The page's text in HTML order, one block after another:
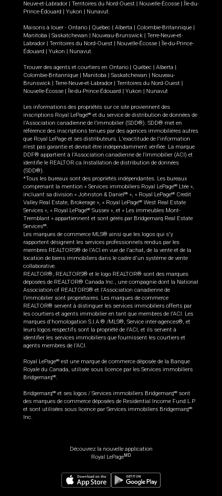
Neuve-et-Labrador
Territoires du Nord-Ouest Nouvelle-Écosse
Île-du-
Prince-Édouard
Yukon Nunavut.
Maisons à louer - Ontario Québec Alberta Colombie-Britannique
Manitoba
Saskatchewan Nouveau-Brunswick
Terre-Neuve-et-
Labrador
Territoires du Nord-Ouest Nouvelle-Écosse
Île-du-Prince-
Édouard
Yukon Nunavut.
Trouver des agents et courtiers en Ontario Québec Alberta
Colombie-Britannique
Manitoba Saskatchewan
Nouveau-
Brunswick
Terre-Neuve-et-Labrador Territoires du Nord-Ouest
Nouvelle-Écosse
Île-du-Prince-Édouard Yukon Nunavut
Les informations des propriétés sur ce site proviennent des
inscriptions Royal LePageMD et du service de distribution de données de
l'Association canadienne de l’immobilier (SDD®). SDD® met en
référence des inscriptions tenues par des agences immobilières autres
que Royal LePage et ses distributeurs. L'exactitude de l'information
n'est pas garantie et devrait être indépendamment vérifiée. La marque
DDF® appartient à l'Association canadienne de l’immobilier (ACI) et
identifie le REALTOR.ca Installation de distribution de données
(SDD®).
*Tous les bureaux sont des propriétés indépendantes. Les bureaux
comprenant la mention « Services immobiliers Royal LePageMD
Ltée »,
incluant sa division « Johnston & Daniel MD », « Royal LePageMD
Credit
Valley Real Estate, Brokerage », « Royal LePageMD West Real Estate
Services », « Royal LePageMD Sussex », et « Les immeubles Mont-
Tremblant » appartiennent et sont gérés par Bridgemarq Real Estate
ServicesMD.
Les marques de commerce MLS® ainsi que les logos qui s'y
rapportent désignent les services professionnels rendus par les
membres REALTORS® de l'ACI en vue de l'achat, de la vente et de la
location de biens immobiliers dans le cadre d'un système de vente
collaborative.
REALTOR®, REALTORS® et le logo REALTOR® sont des marques
déposées de REALTOR® Canada Inc., une compagnie dont la National
Association of REALTORS® et l'Association canadienne de
l’immobilier sont propriétaires. Les marques de commerce
REALTOR® servent à distinguer les services immobiliers offerts par
les courtiers et agents immobilier en tant que membres de l'ACI. Les
marques d'homologation S.I.A.® /MLS®, Service inter-agences®, et
leurs logos respectifs sont la propriété de l'ACI, et ils servent à
identifier les services immobiliers que fournissent les courtiers et
agents membres de l'ACI.
Royal LePageMD est une marque de commerce déposée de la Banque
Royale du Canada, utilisée sous licence par les Services immobiliers
BridgemarqMD.
BridgemarqMD et ses logos / Services immobiliers BridgemarqMD
sont
des marques de commerce déposées de Residential Income Fund L.P.
et sont utilisées sous licence par Services immobiliers BridgemarqMD
Inc.
Découvrez la nouvelle application
Royal LePageMD